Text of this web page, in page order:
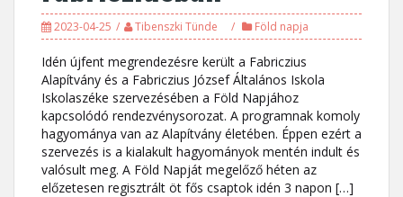
2023-04-25 Tibenszki Tünde Föld napja
Idén újfent megrendezésre került a Fabriczius
Alapítvány és a Fabriczius József Általános Iskola
Iskolaszéke szervezésében a Föld Napjához
kapcsolódó rendezvénysorozat. A programnak komoly
hagyománya van az Alapítvány életében. Éppen ezért a
szervezés is a kialakult hagyományok mentén indult és
valósult meg. A Föld Napját megelőző héten az
előzetesen regisztrált öt fős csaptok idén 3 napon […]